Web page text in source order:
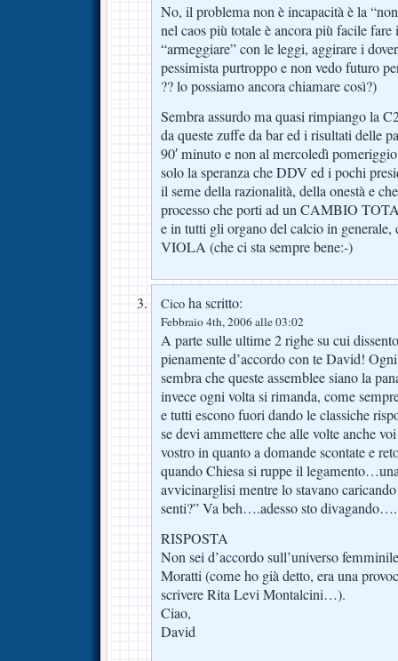
No, il problema non è incapacità è la
nel caos più totale è ancora più facile fare
“armeggiare” con le leggi, aggirare i
pessimista purtroppo e non vedo futuro
?? lo possiamo ancora chiamare così?)
Sembra assurdo ma quasi rimpiango la
da queste zuffe da bar ed i risultati delle
90′ minuto e non al mercoledì
solo la speranza che DDV ed i pochi
il seme della razionalità, della onestà e
processo che porti ad un CAMBIO
e in tutti gli organo del calcio in
VIOLA (che ci sta sempre bene:-)
Cico ha scritto:
Febbraio 4th, 2006 alle 03:02
A parte sulle ultime 2 righe su cui
pienamente d’accordo con te David!
sembra che queste assemblee siano la
invece ogni volta si rimanda, come
e tutti escono fuori dando le classiche
se devi ammettere che alle volte anche
vostro in quanto a domande scontate e
quando Chiesa si ruppe il
avvicinarglisi mentre lo stavano
senti?” Va beh….adesso sto divagando….
RISPOSTA
Non sei d’accordo sull’universo
Moratti (come ho già detto, era una
scrivere Rita Levi Montalcini…).
Ciao,
David